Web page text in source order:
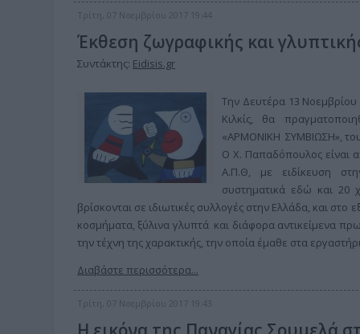
Τρίτη, 07 Νοεμβρίου 2017 19:44
Έκθεση ζωγραφικής και
Συντάκτης: Eidisis.gr
Την Δευτέρα 13
Κιλκίς, θα
«ΑΡΜΟΝΙΚΗ ΣΥΜΒΙΩΣΗ»,
Ο Χ. Παπαδόπουλος είναι
Α.Π.Θ, με ειδίκευση
συστηματικά εδώ και 20
βρίσκονται σε ιδιωτικές συλλογές στην Ελλάδα, και
κοσμήματα, ξύλινα γλυπτά και διάφορα αντικείμενα
την τέχνη της χαρακτικής, την οποία έμαθε στα
Διαβάστε περισσότερα...
Τρίτη, 07 Νοεμβρίου 2017 19:43